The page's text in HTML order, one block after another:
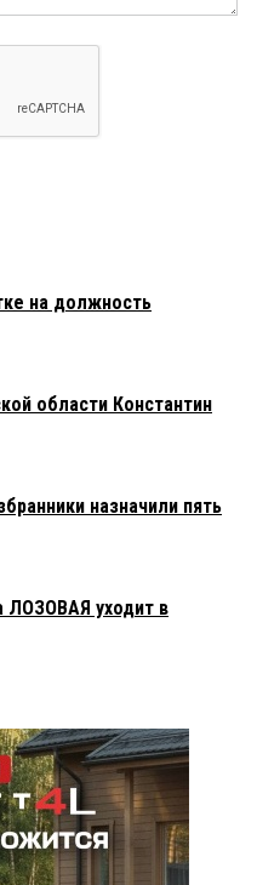
на должность
области Константин
назначили пять
ЛОЗОВАЯ уходит в